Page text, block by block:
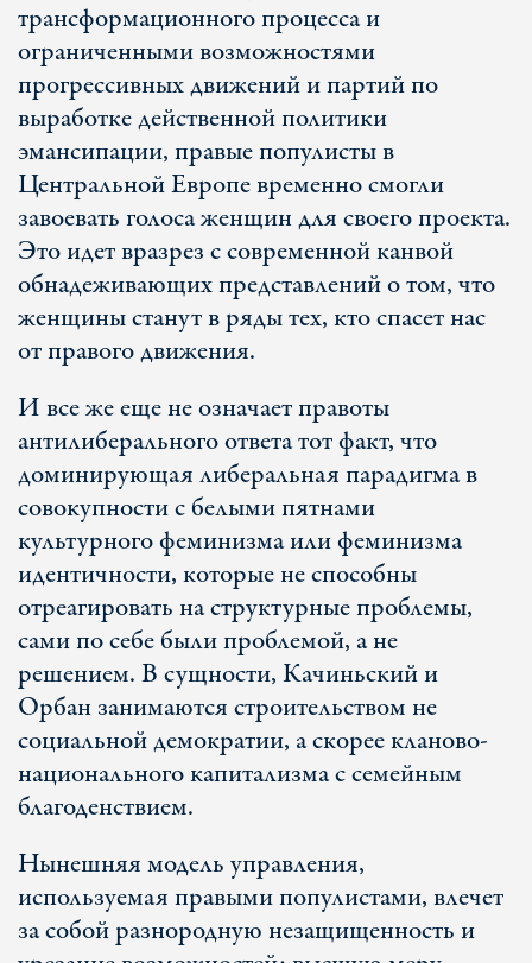
трансформационного процесса и
ограниченными возможностями
прогрессивных движений и партий по
выработке действенной политики
эмансипации, правые популисты в
Центральной Европе временно смогли
завоевать голоса женщин для своего проекта.
Это идет вразрез с современной канвой
обнадеживающих представлений о том, что
женщины станут в ряды тех, кто спасет нас
от правого движения.
И все же еще не означает правоты
антилиберального ответа тот факт, что
доминирующая либеральная парадигма в
совокупности с белыми пятнами
культурного феминизма или феминизма
идентичности, которые не способны
отреагировать на структурные проблемы,
сами по себе были проблемой, а не
решением. В сущности, Качиньский и
Орбан занимаются строительством не
социальной демократии, а скорее кланово-
национального капитализма с семейным
благоденствием.
Нынешняя модель управления,
используемая правыми популистами, влечет
за собой разнородную незащищенность и